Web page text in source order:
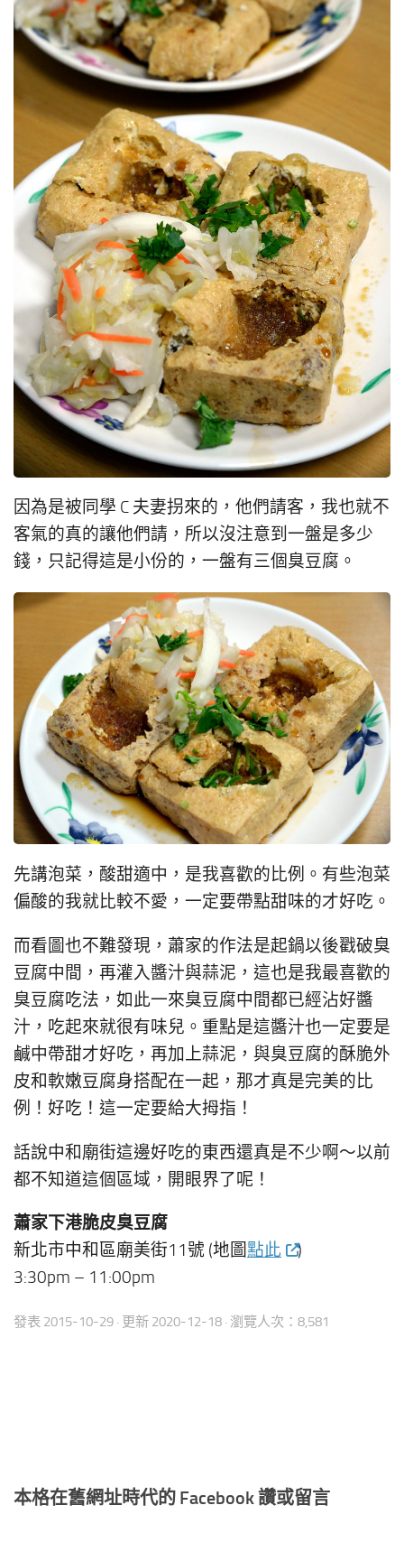
因為是被同學 C 夫妻拐來的，他們請客，我也就不
客氣的真的讓他們請，所以沒注意到一盤是多少
錢，只記得這是小份的，一盤有三個臭豆腐。
先講泡菜，酸甜適中，是我喜歡的比例。有些泡菜
偏酸的我就比較不愛，一定要帶點甜味的才好吃。
而看圖也不難發現，蕭家的作法是起鍋以後戳破臭
豆腐中間，再灌入醬汁與蒜泥，這也是我最喜歡的
臭豆腐吃法，如此一來臭豆腐中間都已經沾好醬
汁，吃起來就很有味兒。重點是這醬汁也一定要是
鹹中帶甜才好吃，再加上蒜泥，與臭豆腐的酥脆外
皮和軟嫩豆腐身搭配在一起，那才真是完美的比
例！好吃！這一定要給大拇指！
話說中和廟街這邊好吃的東西還真是不少啊～以前
都不知道這個區域，開眼界了呢！
蕭家下港脆皮臭豆腐
新北市中和區廟美街11號 (地圖點此
)
3:30pm – 11:00pm
發表 2015-10-29 · 更新 2020-12-18 · 瀏覽人次：8,581
本格在舊網址時代的 Facebook 讚或留言